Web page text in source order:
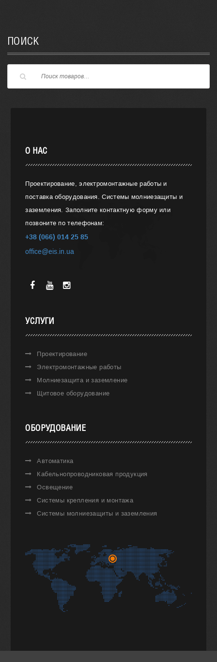
ПОИСК
О НАС
Проектирование, электромонтажные работы и
поставка оборудования. Системы молниезащиты и
заземления. Заполните контактную форму или
позвоните по телефонам:
+38 (066) 014 25 85
office@eis.in.ua
УСЛУГИ
Проектирование
Электромонтажные работы
Молниезащита и заземление
Щитовое оборудование
ОБОРУДОВАНИЕ
Автоматика
Кабельнопроводниковая продукция
Освещение
Системы крепления и монтажа
Системы молниезащиты и заземления